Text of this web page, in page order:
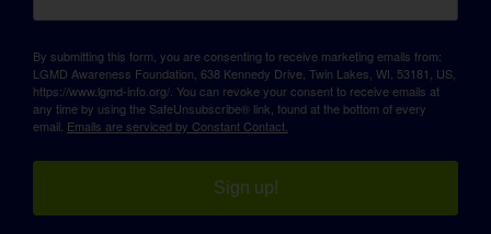
By submitting this form, you are consenting to receive marketing emails from:
LGMD Awareness Foundation, 638 Kennedy Drive, Twin Lakes, WI, 53181, US,
https://www.lgmd-info.org/. You can revoke your consent to receive emails at
any time by using the SafeUnsubscribe® link, found at the bottom of every
email. Emails are serviced by Constant Contact.
Sign up!